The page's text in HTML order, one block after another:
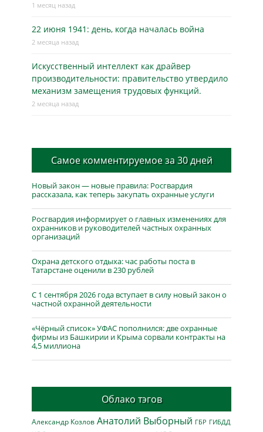
1 месяц назад
22 июня 1941: день, когда началась война
2 месяца назад
Искусственный интеллект как драйвер
производительности: правительство утвердило
механизм замещения трудовых функций.
2 месяца назад
Самое комментируемое за 30 дней
Новый закон — новые правила: Росгвардия
рассказала, как теперь закупать охранные услуги
Росгвардия информирует о главных изменениях для
охранников и руководителей частных охранных
организаций
Охрана детского отдыха: час работы поста в
Татарстане оценили в 230 рублей
С 1 сентября 2026 года вступает в силу новый закон о
частной охранной деятельности
«Чёрный список» УФАС пополнился: две охранные
фирмы из Башкирии и Крыма сорвали контракты на
4,5 миллиона
Облако тэгов
Александр Козлов Анатолий Выборный ГБР ГИБДД